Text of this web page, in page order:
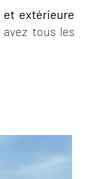
et extérieure
tous les